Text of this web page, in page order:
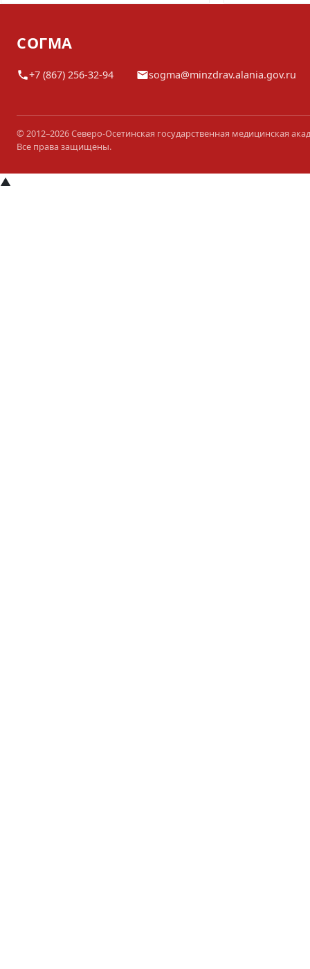
СОГМА
+7 (867) 256-32-94 sogma@minzdrav.alania.gov.ru
© 2012–2026 Северо-Осетинская государственная медицинская
Все права защищены.
▲